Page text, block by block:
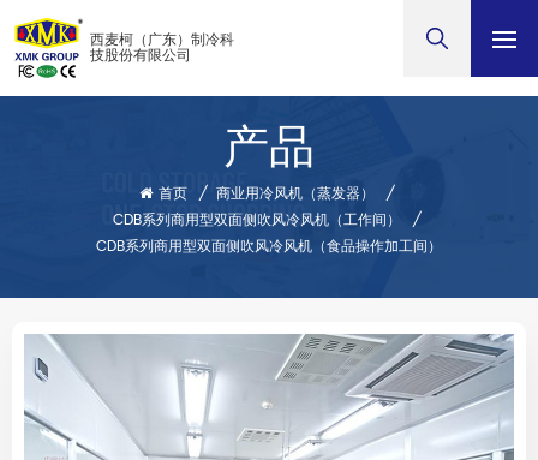
西麦柯（广东）制冷科
技股份有限公司
产品
首页 / 商业用冷风机（蒸发器）
/
CDB系列商用型双面侧吹风冷风机（工作间）
/
CDB系列商用型双面侧吹风冷风机（食品操作加工间）